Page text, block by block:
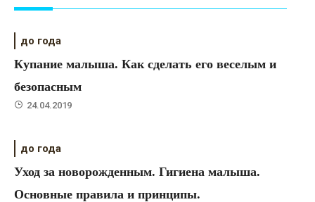
до года
Купание малыша. Как сделать его веселым и
безопасным
24.04.2019
до года
Уход за новорожденным. Гигиена малыша.
Основные правила и принципы.